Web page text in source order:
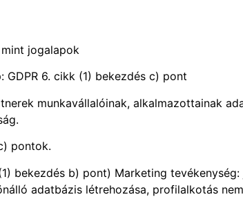
jogalapok
6. cikk (1) bekezdés c) pont
munkavállalóinak, alkalmazottainak
pontok.
bekezdés b) pont) Marketing tevékenység:
adatbázis létrehozása, profilalkotás